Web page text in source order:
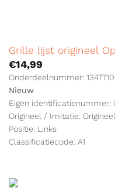
Grille lijst origineel
€14,99
Onderdeelnummer:
Nieuw
Eigen identificatienummer:
Origineel / Imitatie: Origineel
Positie: Links
Classificatiecode: A1